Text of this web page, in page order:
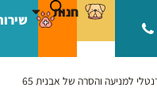
חנות
/ חטיף לחתולים דנטלי למניעה והסרה של אבנית 65